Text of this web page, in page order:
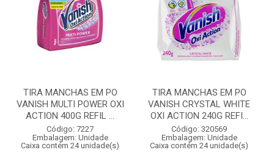
TIRA MANCHAS EM PO
VANISH MULTI POWER OXI
ACTION 400G REFIL ...
Código: 7227
Embalagem: Unidade
Caixa contém 24 unidade(s)
TIRA MANCHAS EM PO
VANISH CRYSTAL WHITE
OXI ACTION 240G REFI...
Código: 320569
Embalagem: Unidade
Caixa contém 24 unidade(s)